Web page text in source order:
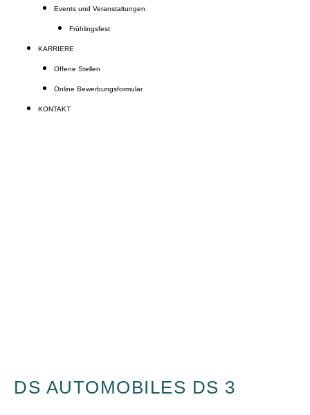
Events und Veranstaltungen
Frühlingsfest
KARRIERE
Offene Stellen
Online Bewerbungsformular
KONTAKT
DS AUTOMOBILES DS 3